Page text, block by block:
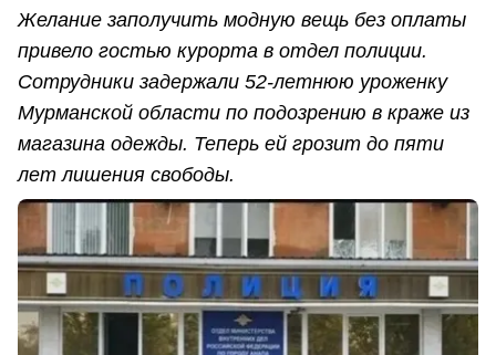
Желание заполучить модную вещь без оплаты
привело гостью курорта в отдел полиции.
Сотрудники задержали 52-летнюю уроженку
Мурманской области по подозрению в краже из
магазина одежды. Теперь ей грозит до пяти
лет лишения свободы.